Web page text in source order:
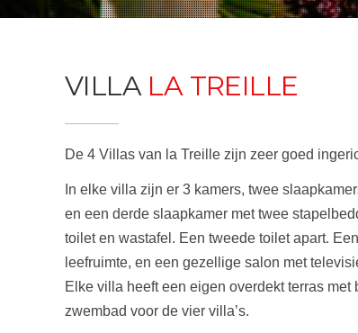
VILLA LA TREILLE
De 4 Villas van la Treille zijn zeer goed
In elke villa zijn er 3 kamers, twee
en een derde slaapkamer met twee
toilet en wastafel. Een tweede toilet apart.
leefruimte, en een gezellige salon met
Elke villa heeft een eigen overdekt terras
zwembad voor de vier villa’s.